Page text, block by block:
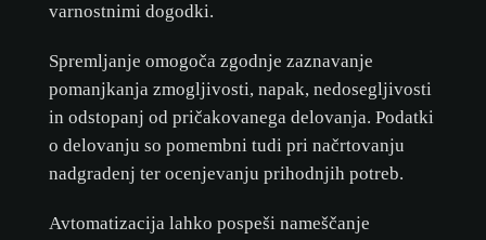
varnostnimi dogodki.
Spremljanje omogoča zgodnje zaznavanje
pomanjkanja zmogljivosti, napak, nedosegljivosti
in odstopanj od pričakovanega delovanja. Podatki
o delovanju so pomembni tudi pri načrtovanju
nadgradenj ter ocenjevanju prihodnjih potreb.
Avtomatizacija lahko pospeši nameščanje